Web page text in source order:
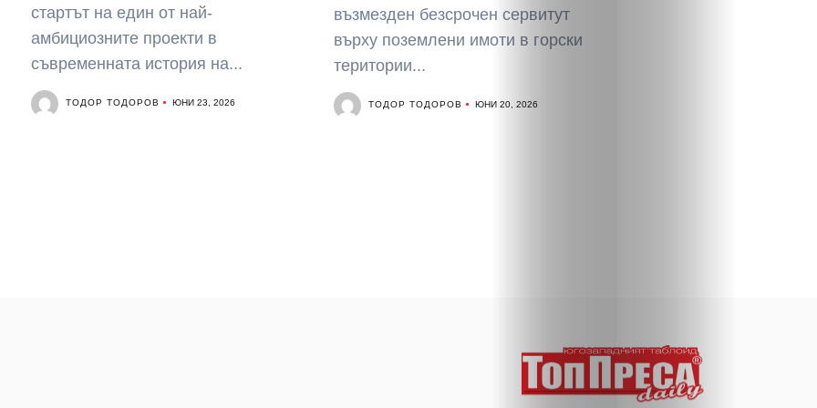
стартът на един от най-
амбициозните проекти в
съвременната история на...
ТОДОР ТОДОРОВ ЮНИ 23, 2026
възмезден безсрочен сервитут
върху поземлени имоти в горски
територии...
ТОДОР ТОДОРОВ ЮНИ 20, 2026